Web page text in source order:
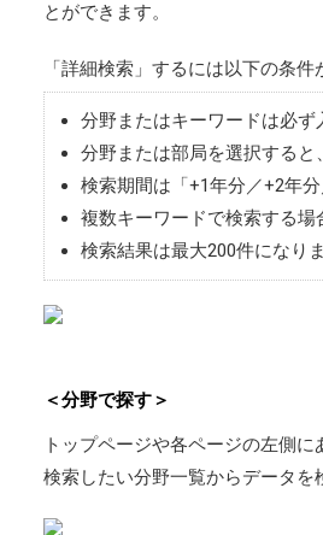
とができます。
「詳細検索」するには以下の条件
分野またはキーワードは必ず
分野または部局を選択すると
検索期間は「+1年分／+2年
複数キーワードで検索する場
検索結果は最大200件になり
＜分野で探す＞
トップページや各ページの左側
検索したい分野一覧からデータを